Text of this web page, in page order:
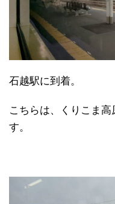
石越駅に到着。
こちらは、くりこま
す。